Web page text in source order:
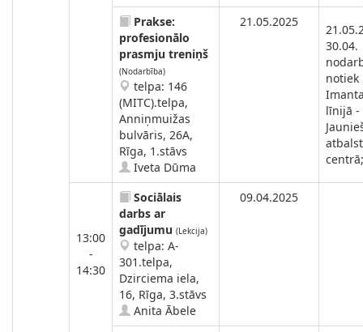
Prakse:
profesionālo
prasmju treniņš
(Nodarbība)
telpa: 146
(MITC).telpa,
Anniņmuižas
bulvāris, 26A,
Rīga, 1.stāvs
Iveta Dūma
21.05.2025
30.04.
notiek
līnijā -
centrā;
13:00
-
14:30
Sociālais
darbs ar
gadījumu (Lekcija)
telpa: A-
301.telpa,
Dzirciema iela,
16, Rīga, 3.stāvs
Anita Ābele
09.04.2025